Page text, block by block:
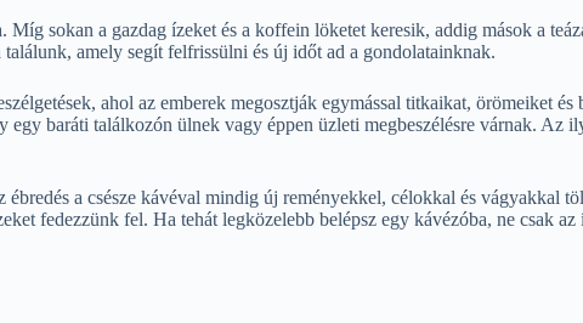
sokan a gazdag ízeket és a koffein löketet keresik, addig mások a
amely segít felfrissülni és új időt ad a gondolatainknak.
ahol az emberek megosztják egymással titkaikat, örömeiket és
baráti találkozón ülnek vagy éppen üzleti megbeszélésre várnak. Az
a csésze kávéval mindig új reményekkel, célokkal és vágyakkal
fedezzünk fel. Ha tehát legközelebb belépsz egy kávézóba, ne csak